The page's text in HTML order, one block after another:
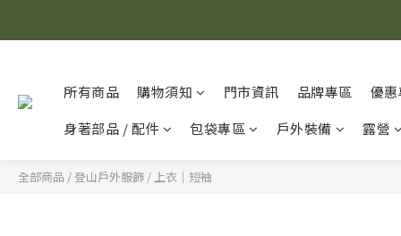
所有商品 購物須知 門市資訊 品牌專區
優
身著部品 / 配件
包袋專區 戶外裝備 露營
全部商品 / 登山戶外服飾 /上衣｜短袖